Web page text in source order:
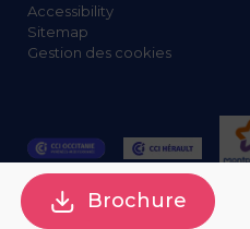
Accessibility
Sitemap
Gestion des cookies
Brochure